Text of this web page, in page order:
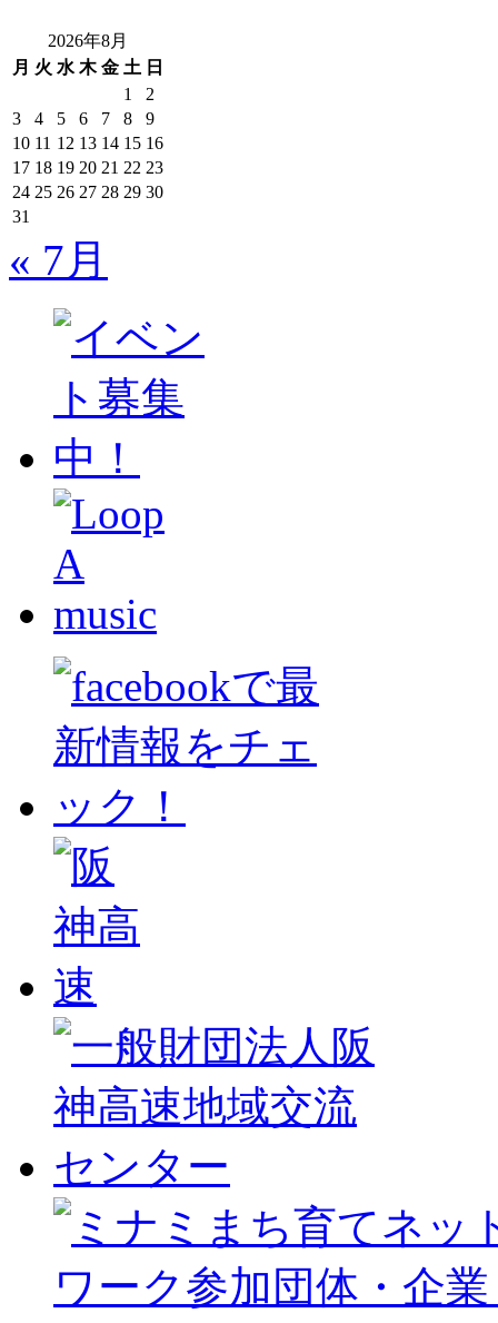
2026年8月
月 火 水 木 金 土 日
1
2
3
4 5 6 7 8
9
10 11 12 13 14 15 16
17 18 19 20 21 22 23
24 25 26 27 28 29 30
31
« 7月